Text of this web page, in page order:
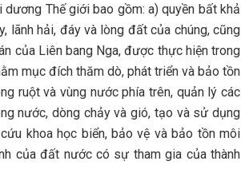
Thế giới bao gồm: a) quyền bất khả
lãnh hải, đáy và lòng đất của chúng, cũng
của Liên bang Nga, được thực hiện trong
mục đích thăm dò, phát triển và bảo tồn
ruột và vùng nước phía trên, quản lý các
nước, dòng chảy và gió, tạo và sử dụng
khoa học biển, bảo vệ và bảo tồn môi
của đất nước có sự tham gia của thành